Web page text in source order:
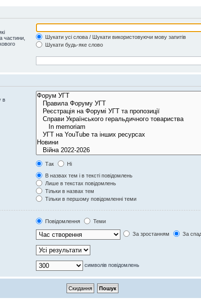
частини,
Шукати усі слова / Шукати використовуючи мову запитів
Шукати будь-яке слово
в
Так
Ні
В назвах тем і в тексті повідомлень
Лише в текстах повідомлень
Тільки в назвах тем
Тільки в першому повідомленні теми
Повідомлення
Теми
За зростанням За
символів повідомлень